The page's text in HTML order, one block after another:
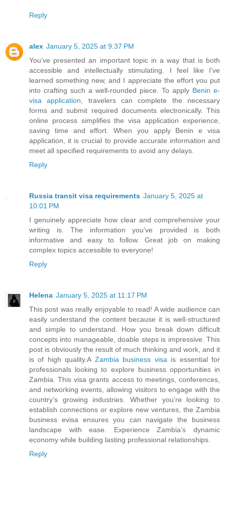
Reply
alex January 5, 2025 at 9:37 PM
You’ve presented an important topic in a way that is both
accessible and intellectually stimulating. I feel like I’ve
learned something new, and I appreciate the effort you put
into crafting such a well-rounded piece. To apply Benin e-
visa application, travelers can complete the necessary
forms and submit required documents electronically. This
online process simplifies the visa application experience,
saving time and effort. When you apply Benin e visa
application, it is crucial to provide accurate information and
meet all specified requirements to avoid any delays.
Reply
Russia transit visa requirements January 5, 2025 at
10:01 PM
I genuinely appreciate how clear and comprehensive your
writing is. The information you’ve provided is both
informative and easy to follow. Great job on making
complex topics accessible to everyone!
Reply
Helena January 5, 2025 at 11:17 PM
This post was really enjoyable to read! A wide audience can
easily understand the content because it is well-structured
and simple to understand. How you break down difficult
concepts into manageable, doable steps is impressive. This
post is obviously the result of much thinking and work, and it
is of high quality.A Zambia business visais essential for
professionals looking to explore business opportunities in
Zambia. This visa grants access to meetings, conferences,
and networking events, allowing visitors to engage with the
country’s growing industries. Whether you’re looking to
establish connections or explore new ventures, the Zambia
business evisa ensures you can navigate the business
landscape with ease. Experience Zambia’s dynamic
economy while building lasting professional relationships.
Reply